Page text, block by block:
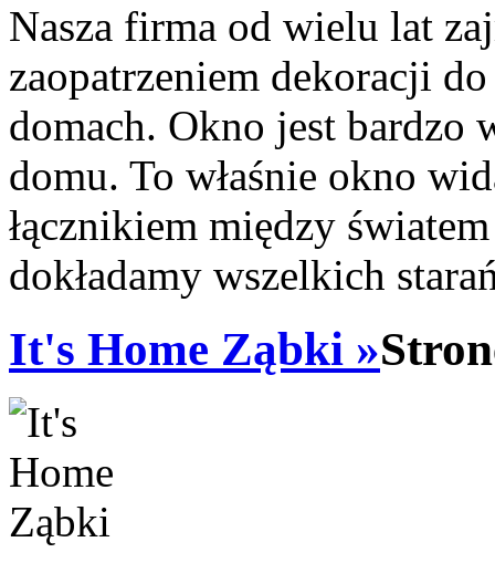
Nasza firma od wielu lat
zaopatrzeniem dekoracji
domach. Okno jest bardzo
domu. To właśnie okno
łącznikiem między
dokładamy wszelkich
It's Home Ząbki »